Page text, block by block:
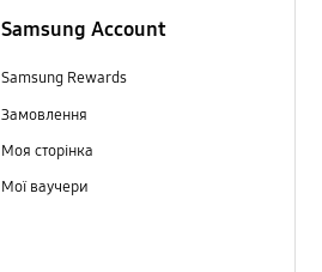
Samsung Account
Samsung Rewards
Замовлення
Моя сторінка
Мої ваучери